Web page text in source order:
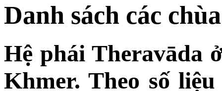
Danh sách các
Hệ phái Theravāda
Khmer. Theo số